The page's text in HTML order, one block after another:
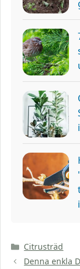
Kategorier
Citrusträd
Denna enkla